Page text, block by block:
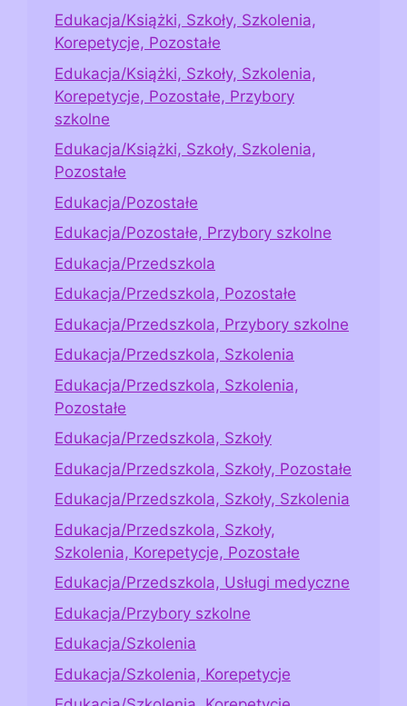
Edukacja/Książki, Szkoły, Szkolenia,
Korepetycje, Pozostałe
Edukacja/Książki, Szkoły, Szkolenia,
Korepetycje, Pozostałe, Przybory
szkolne
Edukacja/Książki, Szkoły, Szkolenia,
Pozostałe
Edukacja/Pozostałe
Edukacja/Pozostałe, Przybory szkolne
Edukacja/Przedszkola
Edukacja/Przedszkola, Pozostałe
Edukacja/Przedszkola, Przybory szkolne
Edukacja/Przedszkola, Szkolenia
Edukacja/Przedszkola, Szkolenia,
Pozostałe
Edukacja/Przedszkola, Szkoły
Edukacja/Przedszkola, Szkoły, Pozostałe
Edukacja/Przedszkola, Szkoły, Szkolenia
Edukacja/Przedszkola, Szkoły,
Szkolenia, Korepetycje, Pozostałe
Edukacja/Przedszkola, Usługi medyczne
Edukacja/Przybory szkolne
Edukacja/Szkolenia
Edukacja/Szkolenia, Korepetycje